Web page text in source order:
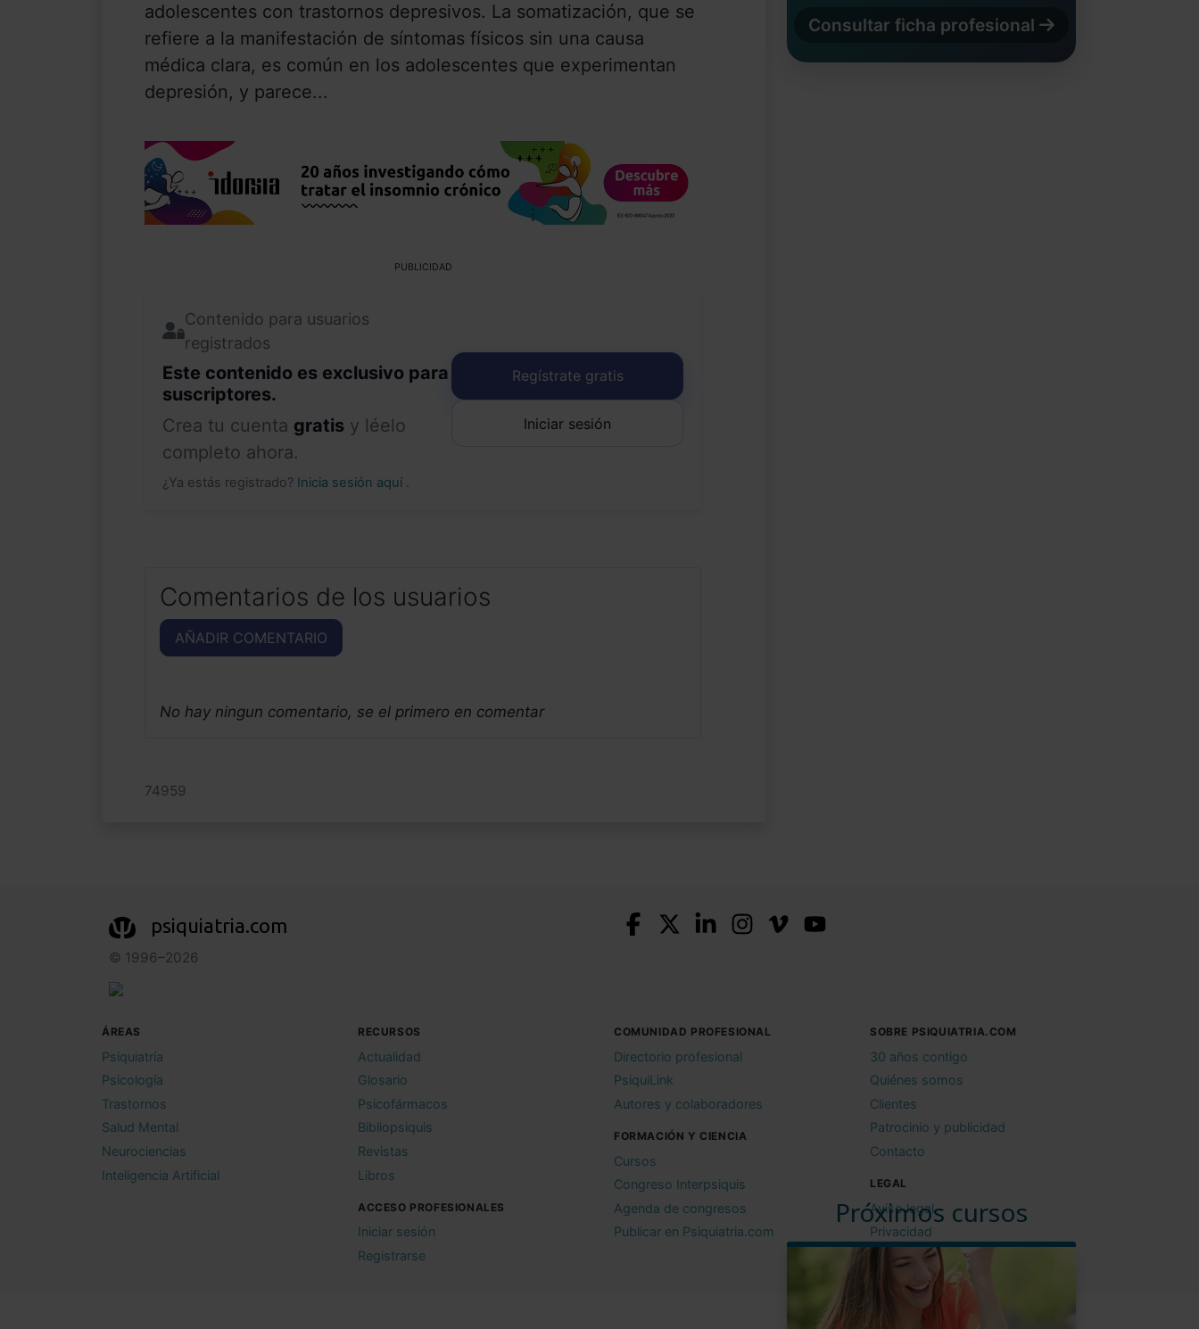
adolescentes con trastornos depresivos. La somatización, que se
refiere a la manifestación de síntomas físicos sin una causa
médica clara, es común en los adolescentes que experimentan
depresión, y parece...
PUBLICIDAD
Contenido para usuarios
registrados
Este contenido es exclusivo para
suscriptores.
Crea tu cuenta gratis y léelo
completo ahora.
¿Ya estás registrado? Inicia sesión aquí .
Regístrate gratis
Iniciar sesión
Comentarios de los usuarios
AÑADIR COMENTARIO
No hay ningun comentario, se el primero en comentar
74959
Consultar ficha profesional
Próximos cursos
psiquiatria.com
© 1996–2026
ÁREAS
Psiquiatría
Psicología
Trastornos
Salud Mental
Neurociencias
Inteligencia Artificial
RECURSOS
Actualidad
Glosario
Psicofármacos
Bibliopsiquis
Revistas
Libros
ACCESO PROFESIONALES
Iniciar sesión
Registrarse
COMUNIDAD PROFESIONAL
Directorio profesional
PsiquiLink
Autores y colaboradores
FORMACIÓN Y CIENCIA
Cursos
Congreso Interpsiquis
Agenda de congresos
Publicar en Psiquiatria.com
SOBRE PSIQUIATRIA.COM
30 años contigo
Quiénes somos
Clientes
Patrocinio y publicidad
Contacto
LEGAL
Aviso legal
Privacidad
Cookies
Condiciones de uso